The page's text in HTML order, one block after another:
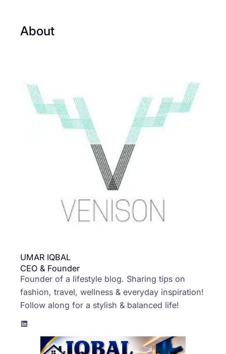
About
UMAR IQBAL
CEO & Founder
Founder of a lifestyle blog. Sharing tips on
fashion, travel, wellness & everyday inspiration!
Follow along for a stylish & balanced life!
LinkedIn